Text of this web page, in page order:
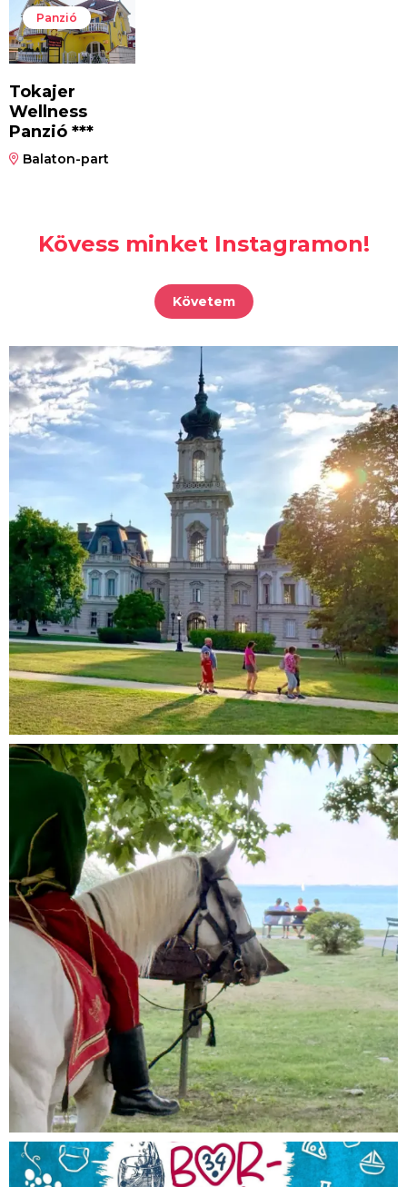
Panzió
Tokajer
Wellness
Panzió ***
Balaton-part
Kövess minket Instagramon!
Követem